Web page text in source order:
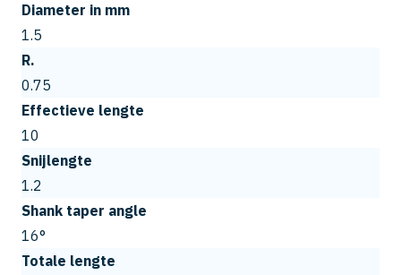
Diameter in mm
1.5
R.
0.75
Effectieve lengte
10
Snijlengte
1.2
Shank taper angle
16°
Totale lengte